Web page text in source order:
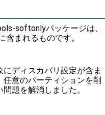
softonlyパッケージは、
含まれるものです。
ディスカバリ設定が含ま
意のパーティションを削
題を解消しました。